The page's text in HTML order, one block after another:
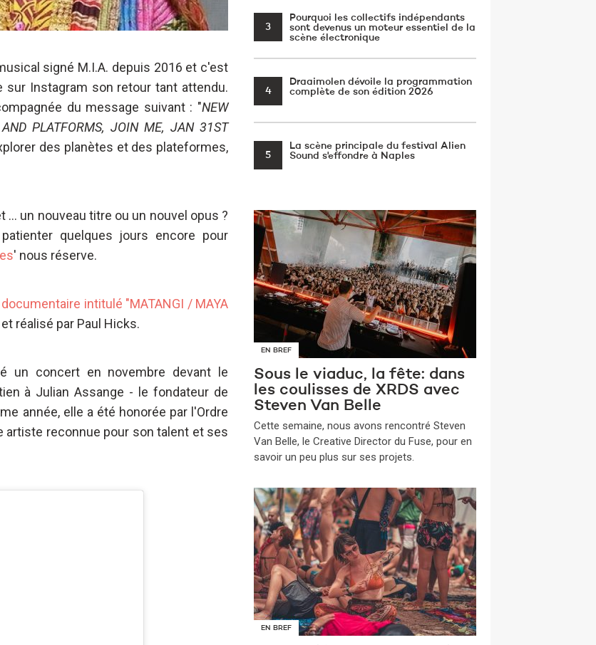
signé M.I.A. depuis 2016 et c'est
sur Instagram son retour tant attendu.
du message suivant : "NEW
PLATFORMS, JOIN ME, JAN 31ST
des planètes et des plateformes,
un nouveau titre ou un nouvel opus ?
quelques jours encore pour
' nous réserve.
documentaire intitulé "MATANGI / MAYA
réalisé par Paul Hicks.
un concert en novembre devant le
à Julian Assange - le fondateur de
année, elle a été honorée par l'Ordre
artiste reconnue pour son talent et ses
3
Pourquoi les collectifs indépendants
sont devenus un moteur essentiel de la
scène électronique
4
Draaimolen dévoile la programmation
complète de son édition 2026
5
La scène principale du festival Alien
Sound s'effondre à Naples
EN BREF
Sous le viaduc, la fête: dans
les coulisses de XRDS avec
Steven Van Belle
​Cette semaine, nous avons rencontré Steven
Van Belle, le Creative Director du Fuse, pour en
savoir un peu plus sur ses projets.
EN BREF